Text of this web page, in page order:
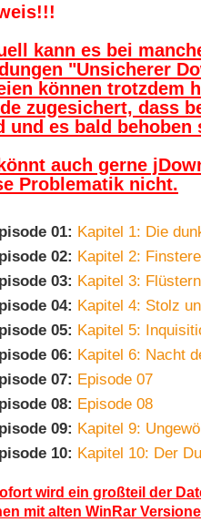
kann es bei
"Unsicherer
können trotzdem
zugesichert, dass
und es bald behoben
auch gerne
Problematik nicht.
01: Kapitel 1: Die
02: Kapitel 2:
03: Kapitel 3:
04: Kapitel 4: Stolz
05: Kapitel 5:
06: Kapitel 6: Nacht
07: Episode 07
08: Episode 08
09: Kapitel 9:
10: Kapitel 10: Der
wird ein großteil der
mit alten WinRar